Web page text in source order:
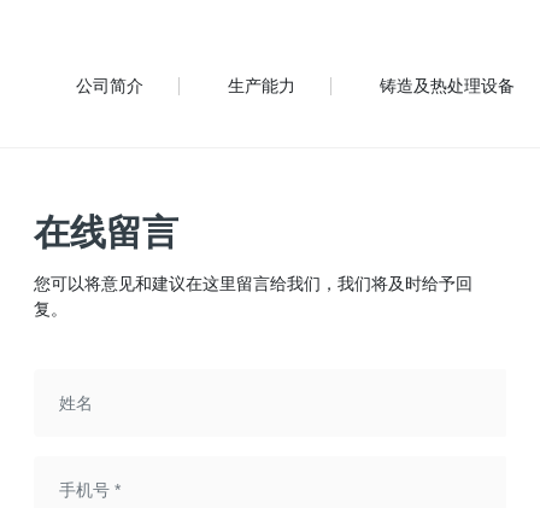
公司简介 生产能力 铸造及热处理设备
在线留言
您可以将意见和建议在这里留言给我们，我们将及时给予回
复。